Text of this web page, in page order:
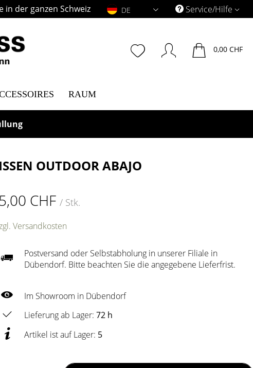
in der ganzen Schweiz DE Service/Hilfe
0,00 CHF
RAUM
OUTDOOR ABAJO
CHF/ Stk.
Versandkosten
Postversand oder Selbstabholung in unserer Filiale in
Dübendorf. Bitte beachten Sie die angegebene Lieferfrist.
Im Showroom in Dübendorf
Lieferung ab Lager:72 h
Artikel ist auf Lager: 5